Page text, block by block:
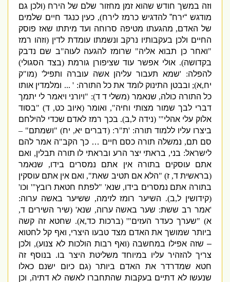
וזה במשך חודש שהוא זמן מחזור שלם של הירח(ולכן גם
מודגש “ירח” להדגיש כרמז לירח),כעין כנגד חיים שלמים
של האדם,מהגעתו מטיפה סרוחה ועד מיתתו שאז פוסק
החיים ולכן בעקבותיו נרקב ונשמתו עומדת לדין(וזהו רמז
ואחר כן תבוא אליה"שרומז להגעה לעוה"ב שם נדבק
בקדושה).אולי אפשר עוד שציפורן גורמת(בצד הסגולי)
להפלה: 'שמא תעבור עליהן אשה עוברה ותפיל' (מו"ק
,א);ובבטן התינוק לומד את כל התורה: ' ...ומלמדין אותו
כל התורה כולה,שנאמר(משלי ד ד): "ויורני ויאמר לי יתמך
דברי לבך שמור מצותי וחיה",ואומר(איוב כט,ד "בסוד
אלוק עלי אהלי"' (נידה ל, ב).בכך רמז לאדם שכדי להילחם
ביצרו עליו ללמוד תורה: 'ת "ר:
(דברים יא ,יח )
"ושמתם" –
סם תם,נמשלה תורה כסם חיים … כך הקב"ה אמר להם
לישראל:בני,בראתי יצר הרע ובראתי לו תורה תבלין,ואם
אתם עוסקים בתורה אין אתם נמסרים בידו,שנאמר
בראשית ד,ז) "הלא אם תטיב שאת",ואם אין אתם עוסקין
בתורה אתם נמסרים בידו,שנא' "לפתח חטאת רובץ"'וכו '
קידושין ל ב).השיער רומז לזימה,ששיער באשה ערוה:
אמר רב ששת:שער באשה ערוה,שנא' (שיר השירים ד
"שערך כעדר העזים"' (ברכות כד,א)
.שחטא זה קשה
ביותר שמושך את האדם מצד טבעו היצרי,ואף קל לחטוא
– שזה אפילו במחשבה(ואף רבות הולכות לא צנוע),ולכן
צריך להזהיר עליו במיוחד משליטת היצר בו .בנוסף זה
חטא שמדרדר את האדם ביותר(גם כיום ישנם כאלו
שנעשו לא דתיים בעקבות שהתחברו לאשה לא דתיה,וכן